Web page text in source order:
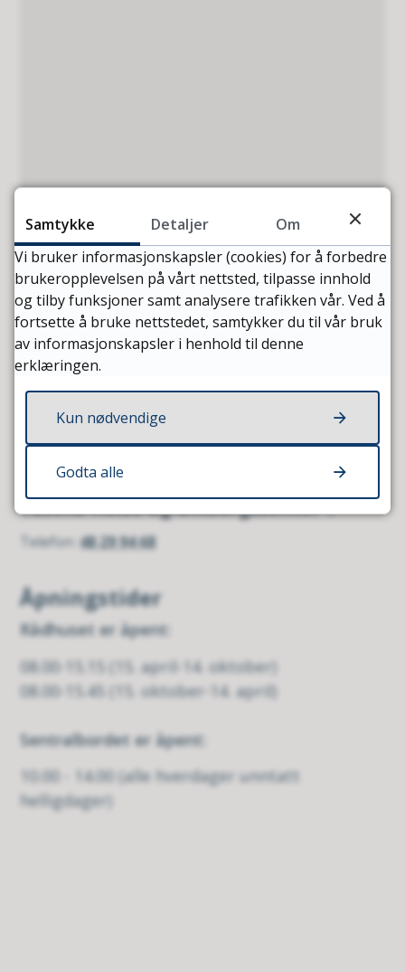
Sist endret 20.04.2026 15:16
Kontaktinformasjon
Maren Stamnestrø
Avdelingssykepleier Aure sykehjem
Telefon
47 87 55 31
Tustna Helse-og Omsorgssenter 1
Telefon 48 29 94 68
Åpningstider
Rådhuset er åpent:
08.00-15.15 (15. april-14. oktober)
08.00-15.45 (15. oktober-14. april)
Sentralbordet er åpent:
10.00 - 14.00 (alle hverdager unntatt
helligdager)
Samtykke Detaljer
Om
Vi bruker informasjonskapsler (cookies) for å forbedre
brukeropplevelsen på vårt nettsted, tilpasse innhold
og tilby funksjoner samt analysere trafikken vår. Ved å
fortsette å bruke nettstedet, samtykker du til vår bruk
av informasjonskapsler i henhold til denne
erklæringen.
Kun nødvendige
Godta alle